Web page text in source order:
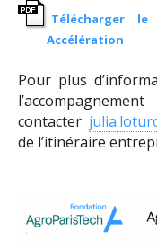
Télécharger
Accélération
Pour plus
contacter
de l’itinéraire